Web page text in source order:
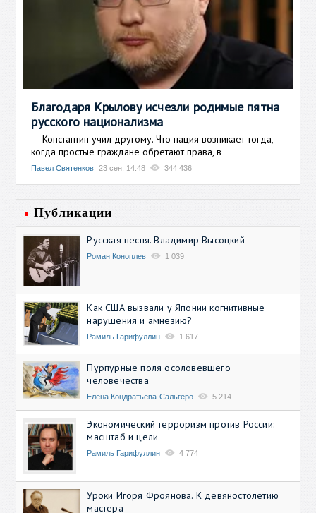
Благодаря Крылову исчезли родимые пятна
русского национализма
Константин учил другому. Что нация возникает тогда,
когда простые граждане обретают права, в
Павел Святенков 23 сен, 14:48 344 436
Публикации
Русская песня. Владимир Высоцкий
Роман Коноплев 1 039
Как США вызвали у Японии когнитивные
нарушения и амнезию?
Рамиль Гарифуллин 1 617
Пурпурные поля осоловевшего
человечества
Елена Кондратьева-Сальгеро 5 214
Экономический терроризм против России:
масштаб и цели
Рамиль Гарифуллин 4 774
Уроки Игоря Фроянова. К девяностолетию
мастера